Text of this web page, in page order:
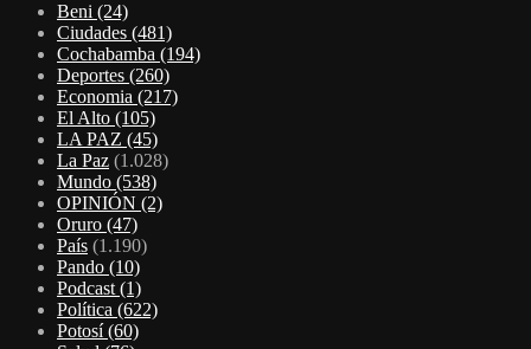
Beni (24)
Ciudades (481)
Cochabamba (194)
Deportes (260)
Economia (217)
El Alto (105)
LA PAZ (45)
La Paz (1.028)
Mundo (538)
OPINIÓN (2)
Oruro (47)
País (1.190)
Pando (10)
Podcast (1)
Política (622)
Potosí(60)